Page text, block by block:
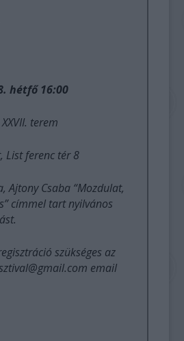
hétfő 16:00
terem
List ferenc tér 8
Ajtony Csaba “Mozdulat,
címmel tart nyilvános
szükséges az
email